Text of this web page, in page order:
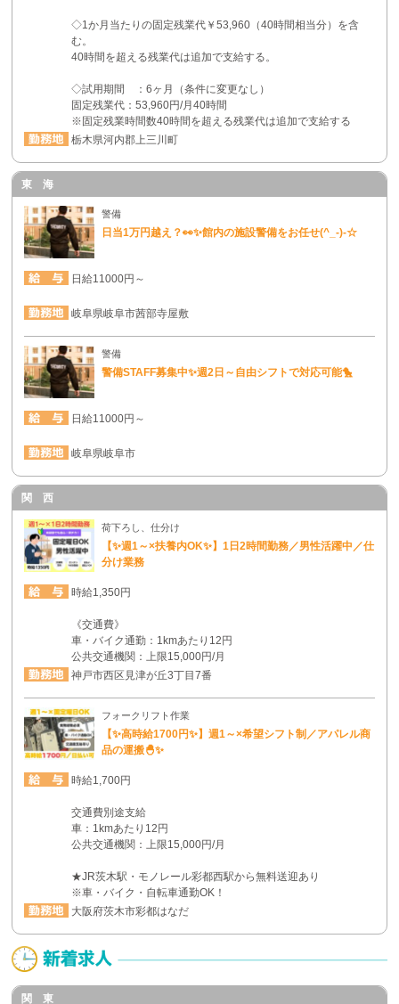
◇1か月当たりの固定残業代￥53,960（40時間相当分）を含
む。
40時間を超える残業代は追加で支給する。
◇試用期間 ：6ヶ月（条件に変更なし）
固定残業代：53,960円/月40時間
※固定残業時間数40時間を超える残業代は追加で支給する
栃木県河内郡上三川町
東 海
警備
日当1万円越え？👀✨館内の施設警備をお任せ(^_-)-☆
日給11000円～
岐阜県岐阜市茜部寺屋敷
警備
警備STAFF募集中✨週2日～自由シフトで対応可能🐤
日給11000円～
岐阜県岐阜市
関 西
荷下ろし、仕分け
【✨週1～×扶養内OK✨】1日2時間勤務／男性活躍中／仕
分け業務
時給1,350円
《交通費》
車・バイク通勤：1kmあたり12円
公共交通機関：上限15,000円/月
神戸市西区見津が丘3丁目7番
フォークリフト作業
【✨高時給1700円✨】週1～×希望シフト制／アパレル商
品の運搬🐣✨
時給1,700円
交通費別途支給
車：1kmあたり12円
公共交通機関：上限15,000円/月
★JR茨木駅・モノレール彩都西駅から無料送迎あり
※車・バイク・自転車通勤OK！
大阪府茨木市彩都はなだ
関 東